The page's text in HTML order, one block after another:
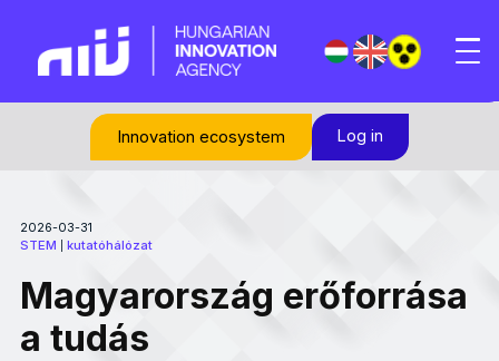
Innovation ecosystem Log in
2026-03-31
STEM kutatóhálózat
Magyarország erőforrása
a tudás